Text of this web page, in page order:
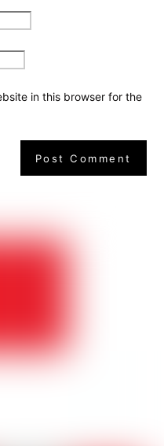
in this browser for the